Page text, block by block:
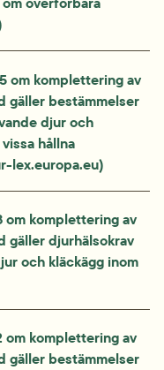
om komplettering av
gäller bestämmelser
djur och
hållna
lex.europa.eu)
om komplettering av
gäller djurhälsokrav
och kläckägg inom
om komplettering av
gäller bestämmelser